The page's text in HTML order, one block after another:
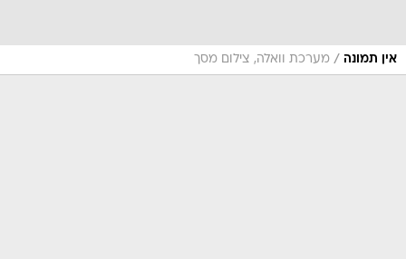
אין תמונה / מערכת וואלה, צילום מסך